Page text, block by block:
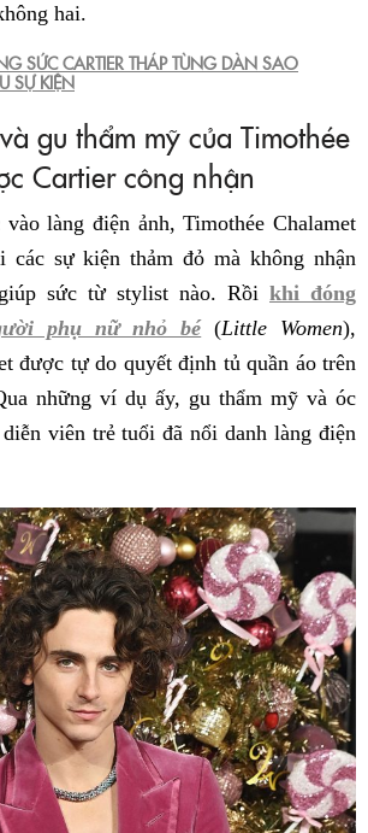
hai.
SỨC CARTIER THÁP TÙNG DÀN SAO
SỰ KIỆN
gu thẩm mỹ của Timothée
Cartier công nhận
làng điện ảnh, Timothée Chalamet
các sự kiện thảm đỏ mà không nhận
sức từ stylist nào. Rồi khi đóng
phụ nữ nhỏ bé (Little Women),
được tự do quyết định tủ quần áo trên
những ví dụ ấy, gu thẩm mỹ và óc
diễn viên trẻ tuổi đã nổi danh làng điện